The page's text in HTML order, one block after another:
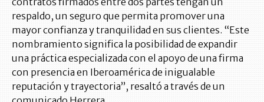
respaldo, un seguro que permita promover una
mayor confianza y tranquilidad en sus clientes. “Este
nombramiento significa la posibilidad de expandir
una práctica especializada con el apoyo de una firma
con presencia en Iberoamérica de inigualable
reputación y trayectoria”, resaltó a través de un